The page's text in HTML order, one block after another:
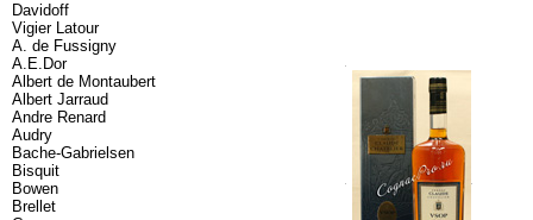
Davidoff
Vigier Latour
A. de Fussigny
A.E.Dor
Albert de Montaubert
Albert Jarraud
Andre Renard
Audry
Bache-Gabrielsen
Bisquit
Bowen
Brellet